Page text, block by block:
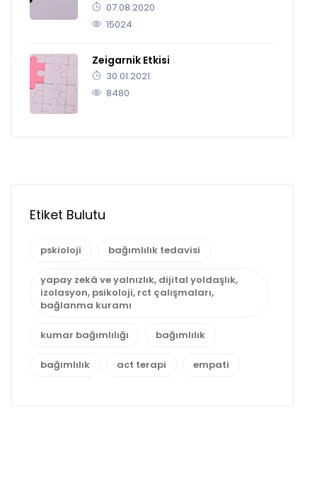
07.08.2020
15024
Zeigarnik Etkisi
30.01.2021
8480
Etiket Bulutu
pskioloji bağımlılık tedavisi
yapay zekâ ve yalnızlık, dijital yoldaşlık,
izolasyon, psikoloji, rct çalışmaları,
bağlanma kuramı
kumar bağımlılığı bağımlılık
bağımlılık act terapi empati